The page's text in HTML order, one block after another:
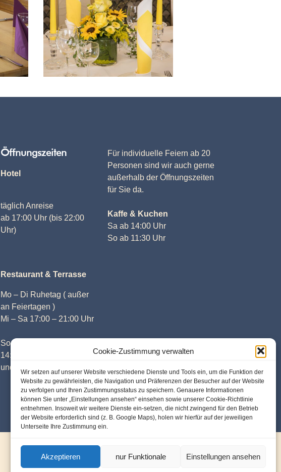
Cookie-Zustimmung verwalten
Wir setzen auf unserer Website verschiedene Dienste und Tools ein, um die Funktion der
Website zu gewährleisten, die Navigation und Präferenzen der Besucher auf der Website
zu verfolgen und Ihren Zustimmungsstatus zu speichern. Genauere Informationen
können Sie unter „Einstellungen ansehen“ einsehen sowie unserer Cookie-Richtlinie
entnehmen. Insoweit wir weitere Dienste ein-setzen, die nicht zwingend für den Betrieb
der Website erforderlich sind (z. B. Google Maps), holen wir hierfür auf der jeweiligen
Unterseite Ihre Zustimmung ein.
Akzeptieren nur Funktionale Einstellungen ansehen
Öffnungszeiten
Hotel
täglich Anreise
ab 17:00 Uhr (bis 22:00
Uhr)
Restaurant & Terrasse
Mo – Di Ruhetag ( außer
an Feiertagen )
Mi – Sa 17:00 – 21:00 Uhr
So Warme Küche 11:30 –
14:00 Uhr
und 17:00 – 21:00 Uhr
Für individuelle Feiern ab 20
Personen sind wir auch gerne
außerhalb der Öffnungszeiten
für Sie da.
Kaffe & Kuchen
Sa ab 14:00 Uhr
So ab 11:30 Uhr